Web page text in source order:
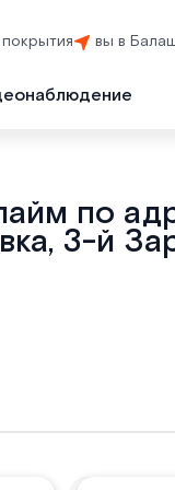
вы в
по
3-й